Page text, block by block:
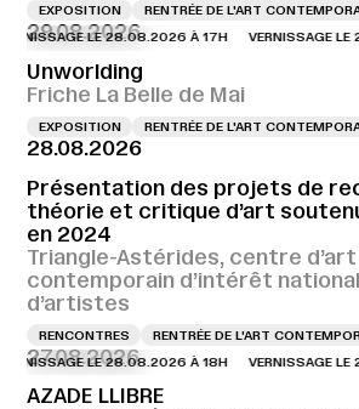
EXPOSITION RENTRÉE DE L'ART
29.08.2026
LE 28.08.2026 À 17H VERNISSAGE LE
Unworlding
Friche La Belle de Mai
EXPOSITION RENTRÉE DE L'ART
28.08.2026
Présentation des projets de
théorie et critique d’art
en 2024
Triangle-Astérides, centre
contemporain d’intérêt
d’artistes
RENCONTRES RENTRÉE DE L'ART
27.08.2026
LE 28.08.2026 À 18H VERNISSAGE LE
AZADE LLIBRE